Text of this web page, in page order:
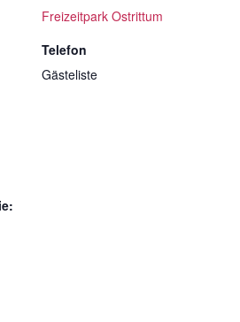
Freizeitpark Ostrittum
Telefon
Gästeliste